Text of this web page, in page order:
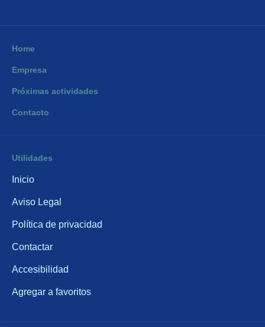
Home
Empresa
Próximas actividades
Contacto
Utilidades
Inicio
Aviso Legal
Política de privacidad
Contactar
Accesibilidad
Agregar a favoritos